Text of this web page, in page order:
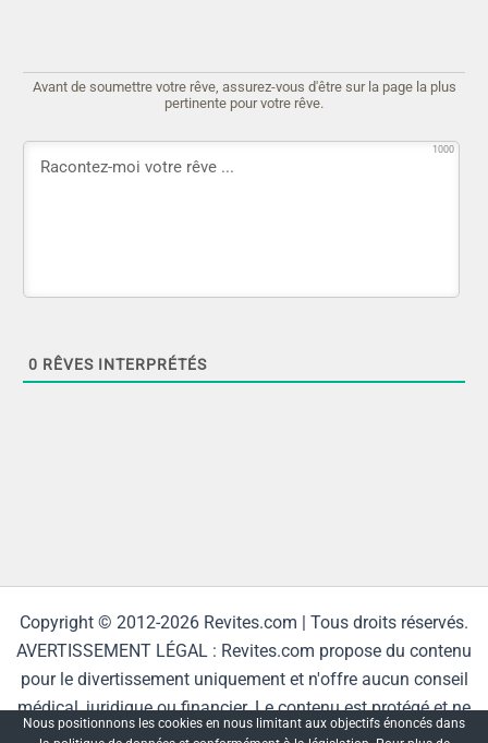
Avant de soumettre votre rêve, assurez-vous d'être sur la page la plus
pertinente pour votre rêve.
1000
0 RÊVES INTERPRÉTÉS
Copyright © 2012-2026 Revites.com | Tous droits réservés.
AVERTISSEMENT LÉGAL : Revites.com propose du contenu
pour le divertissement uniquement et n'offre aucun conseil
médical, juridique ou financier. Le contenu est protégé et ne
peut être reproduit sans autorisation.
Nous positionnons les cookies en nous limitant aux objectifs énoncés dans